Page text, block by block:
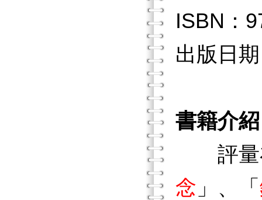
ISBN：
出版日
書籍介紹
評量在
念 」、「